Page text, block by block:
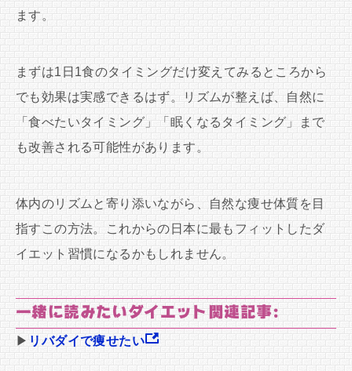
ます。
まずは1日1食のタイミングだけ変えてみるところから
でも効果は実感できるはず。リズムが整えば、自然に
「食べたいタイミング」「眠くなるタイミング」まで
も改善される可能性があります。
体内のリズムと寄り添いながら、自然な痩せ体質を目
指すこの方法。これからの日本に最もフィットしたダ
イエット習慣になるかもしれません。
一緒に読みたいダイエット関連記事:
▶ リバダイで痩せたい